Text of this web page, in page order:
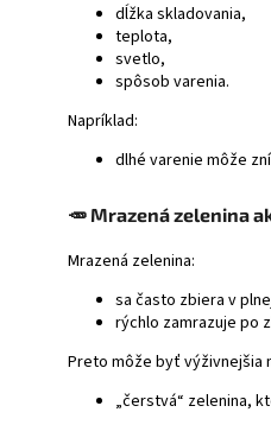
dĺžka skladovania,
teplota,
svetlo,
spôsob varenia.
Napríklad:
dlhé varenie môže
🥕 Mrazená zelenina
Mrazená zelenina:
sa často zbiera v
rýchlo zamrazuje po
Preto môže byť výživnejšia
„čerstvá“ zelenina,